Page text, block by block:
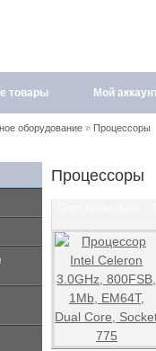
товары Мой
оборудование» Процессоры
Процессоры